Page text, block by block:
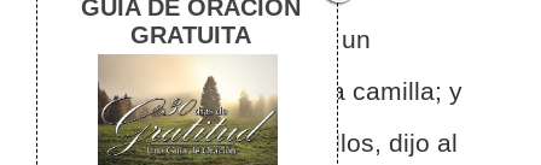
ciudad.
2 Y le trajeron un
paralítico echado en una camilla; y
Jesús, viendo la fe de ellos, dijo al